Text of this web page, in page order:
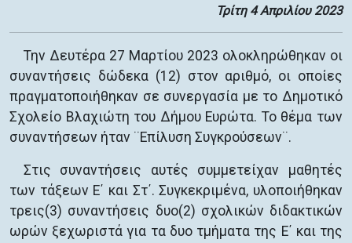
Τρίτη 4 Απριλίου 2023
Την Δευτέρα 27 Μαρτίου 2023 ολοκληρώθηκαν οι
συναντήσεις δώδεκα (12) στον αριθμό, οι οποίες
πραγματοποιήθηκαν σε συνεργασία με το Δημοτικό
Σχολείο Βλαχιώτη του Δήμου Ευρώτα. Το θέμα των
συναντήσεων ήταν ¨Επίλυση Συγκρούσεων¨.
Στις συναντήσεις αυτές συμμετείχαν μαθητές
των τάξεων Ε΄ και Στ΄. Συγκεκριμένα, υλοποιήθηκαν
τρεις(3) συναντήσεις δυο(2) σχολικών διδακτικών
ωρών ξεχωριστά για τα δυο τμήματα της Ε΄ και της